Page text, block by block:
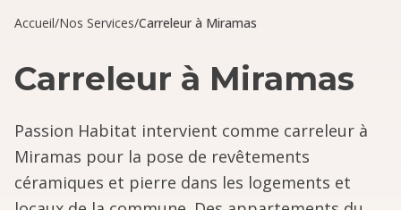
Accueil/Nos Services/Carreleur à Miramas
Carreleur à Miramas
Passion Habitat intervient comme carreleur à
Miramas pour la pose de revêtements
céramiques et pierre dans les logements et